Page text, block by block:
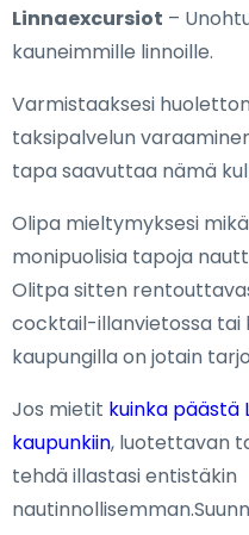
Linnaexcursiot –
kauneimmille linnoille.
Varmistaaksesi
taksipalvelun
tapa saavuttaa nämä
Olipa mieltymyksesi
monipuolisia tapoja
Olitpa sitten
cocktail-illanvietossa tai
kaupungilla on jotain
Jos mietit kuinka päästä
kaupunkiin, luotettavan
tehdä illastasi entistäkin